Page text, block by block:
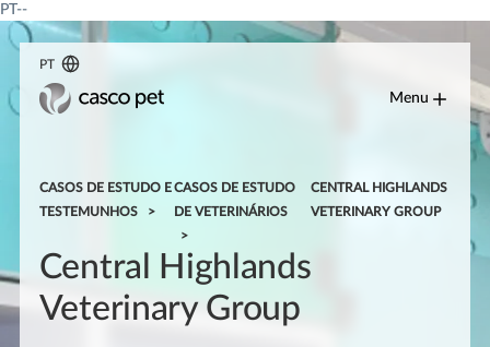
PT--
PT
Menu
CASOS DE ESTUDO E
TESTEMUNHOS
CASOS DE ESTUDO
DE VETERINÁRIOS
CENTRAL HIGHLANDS
VETERINARY GROUP
Central Highlands
Veterinary Group